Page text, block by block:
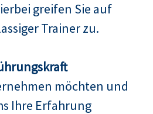
greifen Sie auf
Trainer zu.
möchten und
Ihre Erfahrung